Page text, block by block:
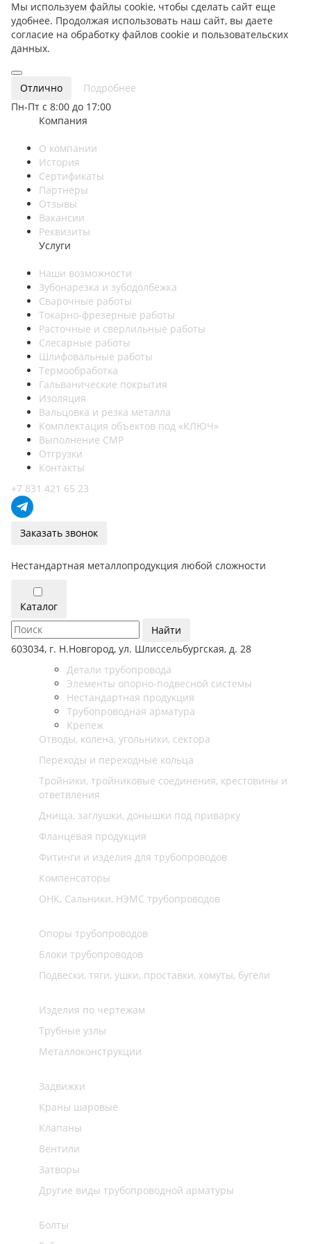
Мы используем файлы cookie, чтобы сделать сайт еще
удобнее. Продолжая использовать наш сайт, вы даете
согласие на обработку файлов cookie и пользовательских
данных.
Отлично
Подробнее
Пн-Пт с 8:00 до 17:00
Компания
О компании
История
Сертификаты
Партнеры
Отзывы
Вакансии
Реквизиты
Услуги
Наши возможности
Зубонарезка и зубодолбежка
Сварочные работы
Токарно-фрезерные работы
Расточные и сверлильные работы
Слесарные работы
Шлифовальные работы
Термообработка
Гальванические покрытия
Изоляция
Вальцовка и резка металла
Комплектация объектов под «КЛЮЧ»
Выполнение СМР
Отгрузки
Контакты
+7 831 421 65 23
Заказать звонок
Нестандартная металлопродукция любой сложности
Каталог
Найти
603034, г. Н.Новгород, ул. Шлиссельбургская, д. 28
Детали трубопровода
Элементы опорно-подвесной системы
Нестандартная продукция
Трубопроводная арматура
Крепеж
Отводы, колена, угольники, сектора
Переходы и переходные кольца
Тройники, тройниковые соединения, крестовины и
ответвления
Днища, заглушки, донышки под приварку
Фланцевая продукция
Фитинги и изделия для трубопроводов
Компенсаторы
ОНК, Сальники, НЭМС трубопроводов
Опоры трубопроводов
Блоки трубопроводов
Подвески, тяги, ушки, проставки, хомуты, бугели
Изделия по чертежам
Трубные узлы
Металлоконструкции
Задвижки
Краны шаровые
Клапаны
Вентили
Затворы
Другие виды трубопроводной арматуры
Болты